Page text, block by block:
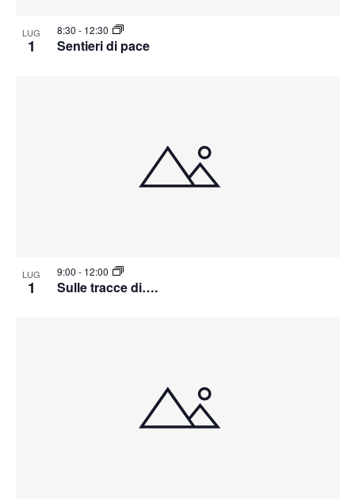
LUG
1 Sentieri di pace
8:30 - 12:30
LUG
1 Sulle tracce di….
9:00 - 12:00